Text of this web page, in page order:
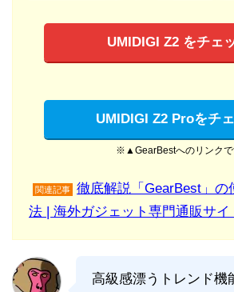
UMIDIGI Z2 をチェ
UMIDIGI Z2 Proをチ
※▲GearBestへのリンクで
関連記事
徹底解説「GearBest」の
法 | 海外ガジェット専門通販サイ
高級感漂うトレンド機